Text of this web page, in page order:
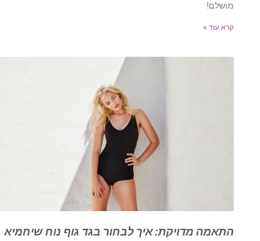
מושלם!
קרא עוד »
התאמה מדויקת: איך לבחור בגד גוף נוח שיחמיא